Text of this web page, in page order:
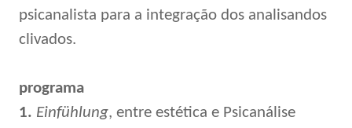
psicanalista para a integração dos analisandos
clivados.
programa
1. Einfühlung, entre estética e Psicanálise